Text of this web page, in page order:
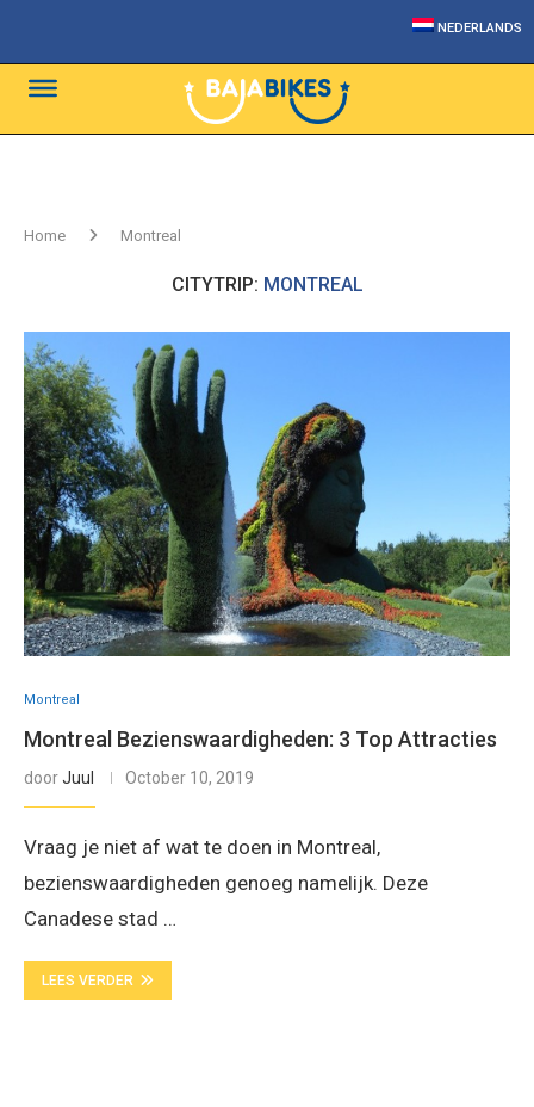
NEDERLANDS
Home Montreal
CITYTRIP: MONTREAL
Montreal
Montreal Bezienswaardigheden: 3 Top Attracties
doorJuul October 10, 2019
Vraag je niet af wat te doen in Montreal,
bezienswaardigheden genoeg namelijk. Deze
Canadese stad …
LEES VERDER